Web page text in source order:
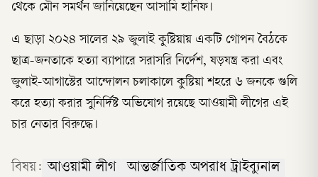
থেকে মৌন সমর্থন জানিয়েছেন আসামি হানিফ।
এ ছাড়া ২০২৪ সালের ২৯ জুলাই কুষ্টিয়ায় একটি গোপন বৈঠকে
ছাত্র-জনতাকে হত্যা ব্যাপারে সরাসরি নির্দেশ, ষড়যন্ত্র করা এবং
জুলাই-আগাস্টের আন্দোলন চলাকালে কুষ্টিয়া শহরে ৬ জনকে গুলি
করে হত্যা করার সুনির্দিষ্ট অভিযোগ রয়েছে আওয়ামী লীগের এই
চার নেতার বিরুদ্ধে।
বিষয়: আওয়ামী লীগ
আন্তর্জাতিক অপরাধ ট্রাইব্যুনাল